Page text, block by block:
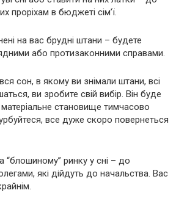
проріхам в бюджеті сім’ї.
на вас брудні штани – будете
або протизаконними справами.
сон, в якому ви знімали штани, всі
ви зробите свій вибір. Він буде
становище тимчасово
все дуже скоро повернеться
“блошиному” ринку у сні – до
які дійдуть до начальства. Вас